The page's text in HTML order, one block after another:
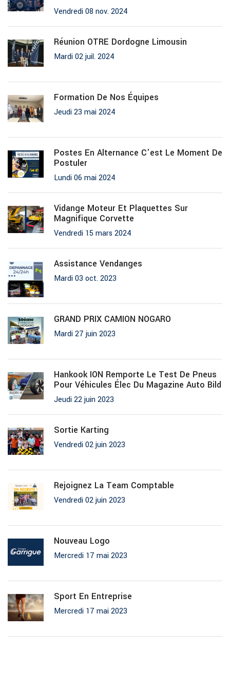
Vendredi 08 nov. 2024
Réunion OTRE Dordogne Limousin
Mardi 02 juil. 2024
Formation De Nos Équipes
Jeudi 23 mai 2024
Postes En Alternance C'est Le Moment De
Postuler
Lundi 06 mai 2024
Vidange Moteur Et Plaquettes Sur
Magnifique Corvette
Vendredi 15 mars 2024
Assistance Vendanges
Mardi 03 oct. 2023
GRAND PRIX CAMION NOGARO
Mardi 27 juin 2023
Hankook ION Remporte Le Test De Pneus
Pour Véhicules Élec Du Magazine Auto Bild
Jeudi 22 juin 2023
Sortie Karting
Vendredi 02 juin 2023
Rejoignez La Team Comptable
Vendredi 02 juin 2023
Nouveau Logo
Mercredi 17 mai 2023
Sport En Entreprise
Mercredi 17 mai 2023